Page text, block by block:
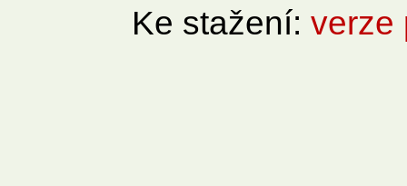
Ke stažení: verze